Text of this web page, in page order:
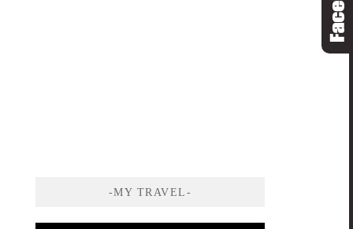
-MY TRAVEL-